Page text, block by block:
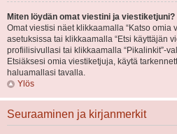
Miten löydän omat viestini ja viestiketjuni?
Omat viestisi näet klikkaamalla “Katso omia
asetuksissa tai klikkaamalla “Etsi käyttäjän
profiilisivullasi tai klikkaamalla “Pikalinkit”-
Etsiäksesi omia viestiketjuja, käytä
haluamallasi tavalla.
Ylös
Seuraaminen ja kirjanmerkit